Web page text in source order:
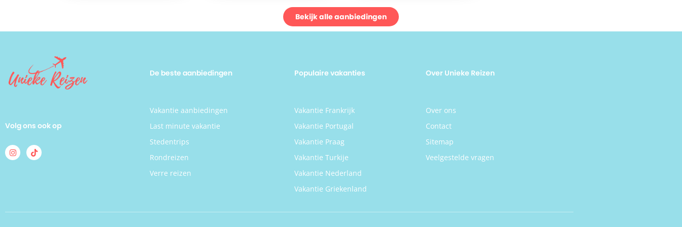
Hotel InterContinental Porto - Palacio
Das Cardosas vandaag nog!
Bekijk alle aanbiedingen
Volg ons ook op
De beste aanbiedingen
Vakantie aanbiedingen
Last minute vakantie
Stedentrips
Rondreizen
Verre reizen
Populaire vakanties
Vakantie Frankrijk
Vakantie Portugal
Vakantie Praag
Vakantie Turkije
Vakantie Nederland
Vakantie Griekenland
Over Unieke Reizen
Over ons
Contact
Sitemap
Veelgestelde vragen